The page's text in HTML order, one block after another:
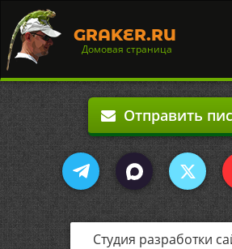
GRAKER.RU
Домовая страница
Отправить
Студия разработки